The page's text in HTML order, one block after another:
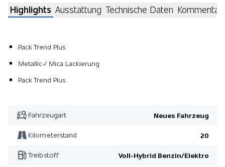
Highlights Ausstattung Technische Daten Kommentar
Pack Trend Plus
Metallic-/ Mica Lackierung
Pack Trend Plus
Fahrzeugart Neues Fahrzeug
Kilometerstand 20
Treibstoff Voll-Hybrid Benzin/Elektro